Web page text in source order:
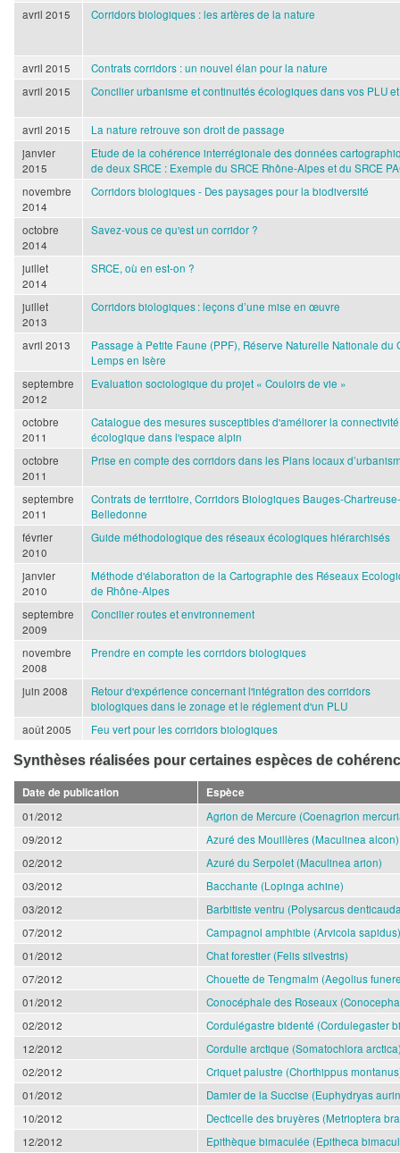
avril 2015
Corridors biologiques : les artères de la nature
avril 2015
Contrats corridors : un nouvel élan pour la nature
avril 2015
Concilier urbanisme et continuités écologiques dans vos PLU
avril 2015
La nature retrouve son droit de passage
janvier
2015
Etude de la cohérence interrégionale des données
de deux SRCE : Exemple du SRCE Rhône-Alpes et du SRCE
novembre
2014
Corridors biologiques - Des paysages pour la biodiversité
octobre
2014
Savez-vous ce qu'est un corridor ?
juillet
2014
SRCE, où en est-on ?
juillet
2013
Corridors biologiques : leçons d’une mise en œuvre
avril 2013
Passage à Petite Faune (PPF), Réserve Naturelle Nationale du
Lemps en Isère
septembre
2012
Evaluation sociologique du projet « Couloirs de vie »
octobre
2011
Catalogue des mesures susceptibles d'améliorer la connectivité
écologique dans l'espace alpin
octobre
2011
Prise en compte des corridors dans les Plans locaux
septembre
2011
Contrats de territoire, Corridors Biologiques Bauges-Chartreuse-
Belledonne
février
2010
Guide méthodologique des réseaux écologiques hiérarchisés
janvier
2010
Méthode d'élaboration de la Cartographie des Réseaux
de Rhône-Alpes
septembre
2009
Concilier routes et environnement
novembre
2008
Prendre en compte les corridors biologiques
juin 2008
Retour d'expérience concernant l'intégration des corridors
biologiques dans le zonage et le réglement d'un PLU
août 2005
Feu vert pour les corridors biologiques
Synthèses réalisées pour certaines espèces de
Date de publication
Espèce
01/2012
Agrion de Mercure (Coenagrion
09/2012
Azuré des Mouillères (Maculinea alcon)
02/2012
Azuré du Serpolet (Maculinea arion)
03/2012
Bacchante (Lopinga achine)
03/2012
Barbitiste ventru (Polysarcus
07/2012
Campagnol amphibie (Arvicola sapidus)
01/2012
Chat forestier (Felis silvestris)
07/2012
Chouette de Tengmalm (Aegolius
01/2012
Conocéphale des Roseaux
02/2012
Cordulégastre bidenté (Cordulegaster
12/2012
Cordulie arctique (Somatochlora
02/2012
Criquet palustre (Chorthippus
01/2012
Damier de la Succise (Euphydryas
10/2012
Decticelle des bruyères (Metrioptera
12/2012
Epithèque bimaculée (Epitheca